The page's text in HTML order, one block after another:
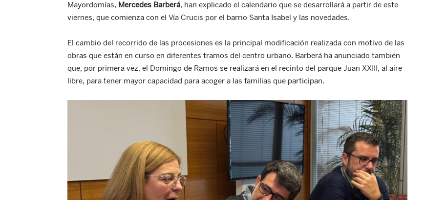
Mayordomías, Mercedes Barberá, han explicado el calendario que se desarrollará a partir de este
viernes, que comienza con el Vía Crucis por el barrio Santa Isabel y las novedades.
El cambio del recorrido de las procesiones es la principal modificación realizada con motivo de las
obras que están en curso en diferentes tramos del centro urbano. Barberá ha anunciado también
que, por primera vez, el Domingo de Ramos se realizará en el recinto del parque Juan XXIII, al aire
libre, para tener mayor capacidad para acoger a las familias que participan.